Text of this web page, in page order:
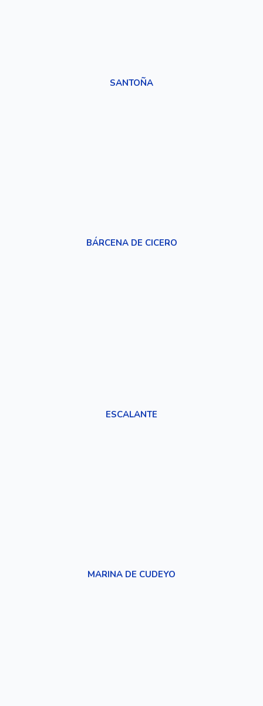
SANTOÑA
BÁRCENA DE CICERO
ESCALANTE
MARINA DE CUDEYO